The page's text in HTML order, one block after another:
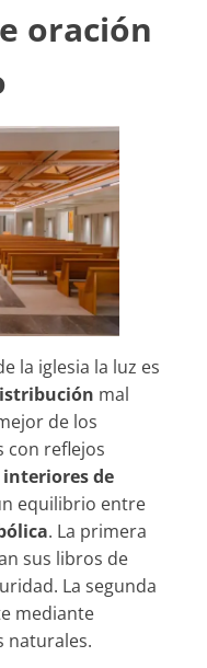
oración
la iglesia la luz es
mal
de los
con reflejos
interiores de
equilibrio entre
. La primera
sus libros de
La segunda
mediante
naturales.